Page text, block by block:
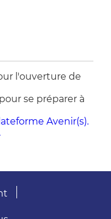
l'ouverture de
pour se préparer à
Avenir(s).